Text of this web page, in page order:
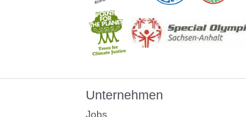
Unternehmen
Jobs